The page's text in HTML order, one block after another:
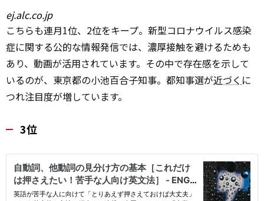
ej.alc.co.jp
こちらも連月1位、2位をキープ。新型コロナウイルス感染
症に関する公的な情報発信では、濃厚接触を避けるためも
あり、動画が活用されています。その中で存在感を示して
いるのが、東京都の小池百合子知事。都知事選が近づく に
つれ注目度が増しています。
3位